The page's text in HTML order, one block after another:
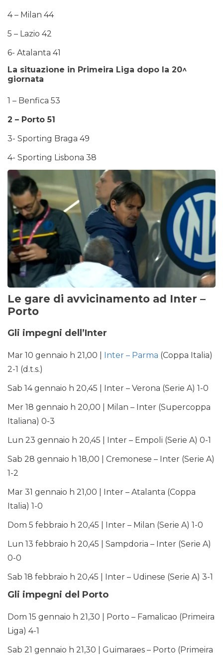
4 – Milan 44
5 – Lazio 42
6- Atalanta 41
La situazione in Primeira Liga dopo la 20^
giornata
1 – Benfica 53
2 – Porto 51
3- Sporting Braga 49
4- Sporting Lisbona 38
Le gare di avvicinamento ad Inter –
Porto
Gli impegni dell’Inter
Mar 10 gennaio h 21,00 | Inter – Parma (Coppa Italia)
2-1 (d.t.s.)
Sab 14 gennaio h 20,45 | Inter – Verona (Serie A) 1-0
Mer 18 gennaio h 20,00 | Milan – Inter (Supercoppa
Italiana) 0-3
Lun 23 gennaio h 20,45 | Inter – Empoli (Serie A) 0-1
Sab 28 gennaio h 18,00 | Cremonese – Inter (Serie A)
1-2
Mar 31 gennaio h 21,00 | Inter – Atalanta (Coppa
Italia) 1-0
Dom 5 febbraio h 20,45 | Inter – Milan (Serie A) 1-0
Lun 13 febbraio h 20,45 | Sampdoria – Inter (Serie A)
0-0
Sab 18 febbraio h 20,45 | Inter – Udinese (Serie A) 3-1
Gli impegni del Porto
Dom 15 gennaio h 21,30 | Porto – Famalicao (Primeira
Liga) 4-1
Sab 21 gennaio h 21,30 | Guimaraes – Porto (Primeira